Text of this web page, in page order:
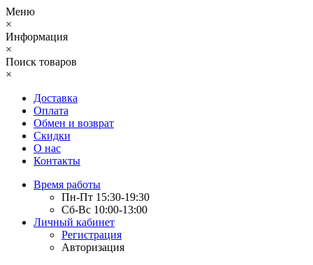
Меню
×
Информация
×
Поиск товаров
×
Доставка
Оплата
Обмен и возврат
Скидки
О нас
Контакты
Время работы
Пн-Пт 15:30-19:30
Сб-Вс 10:00-13:00
Личный кабинет
Регистрация
Авторизация